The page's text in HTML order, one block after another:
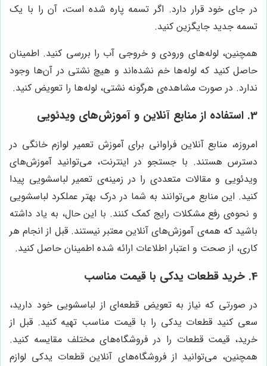
در جای خود قرار دارد. اگر تسمه پاره شده است، آن را با یک
تسمه جدید جایگزین کنید.
همچنین، لوله‌های ورودی و خروجی آب را بررسی کنید. اطمینان
حاصل کنید که لوله‌ها خم نشده‌اند و هیچ نشتی در آن‌ها وجود
ندارد. در صورت مشاهده‌ی هرگونه نشتی، لوله‌ها را تعویض کنید.
3. استفاده از منابع آنلاین و آموزش‌های ویدئویی
امروزه، منابع آنلاین فراوانی برای آموزش تعمیر لوازم خانگی در
دسترس هستند. با جستجو در اینترنت، می‌توانید آموزش‌های
ویدئویی و مقالات متعددی را در زمینه‌ی تعمیر لباسشویی پیدا
کنید. این منابع می‌توانند به شما در درک بهتر عملکرد لباسشویی
و نحوه‌ی رفع مشکلات رایج کمک کنند. با این حال، به یاد داشته
باشید که همه‌ی آموزش‌های آنلاین معتبر نیستند. قبل از انجام هر
کاری، از صحت و اعتبار اطلاعات ارائه شده اطمینان حاصل کنید.
4. خرید قطعات یدکی با قیمت مناسب
در صورتی که نیاز به تعویض قطعه‌ای از لباسشویی خود دارید،
سعی کنید قطعات یدکی را با قیمت مناسب تهیه کنید. قبل از
خرید، قیمت قطعات را در فروشگاه‌های مختلف مقایسه کنید.
همچنین، می‌توانید از فروشگاه‌های آنلاین قطعات یدکی لوازم